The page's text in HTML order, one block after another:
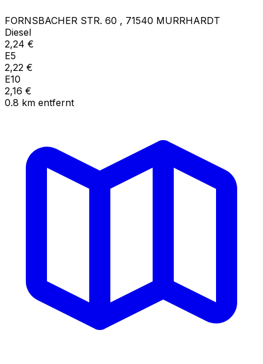
FORNSBACHER STR. 60 , 71540 MURRHARDT
Diesel
2,24 €
E5
2,22 €
E10
2,16 €
0.8 km entfernt